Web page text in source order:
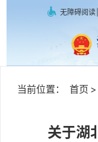
无障碍阅读
当前位置： 首页 >
关于湖